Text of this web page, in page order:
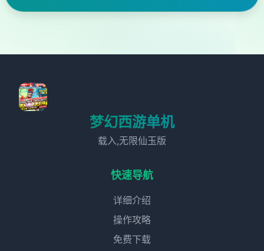
梦幻西游单机
载入,无限仙玉版
快速导航
详细介绍
操作攻略
免费下载